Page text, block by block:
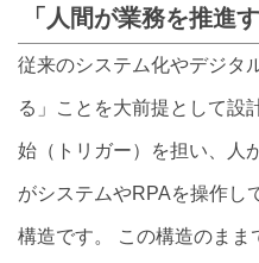
「人間が業務を推進
従来のシステム化やデジタ
る」ことを大前提として設
始（トリガー）を担い、人
がシステムやRPAを操作し
構造です。 この構造のま